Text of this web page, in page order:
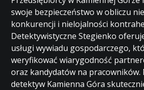
swoje bezpieczeństwo w obliczu
konkurencji i nielojalności
Detektywistyczne Stegienko
usługi wywiadu gospodarczego,
weryfikować wiarygodność
oraz kandydatów na pracowników.
detektyw Kamienna Góra